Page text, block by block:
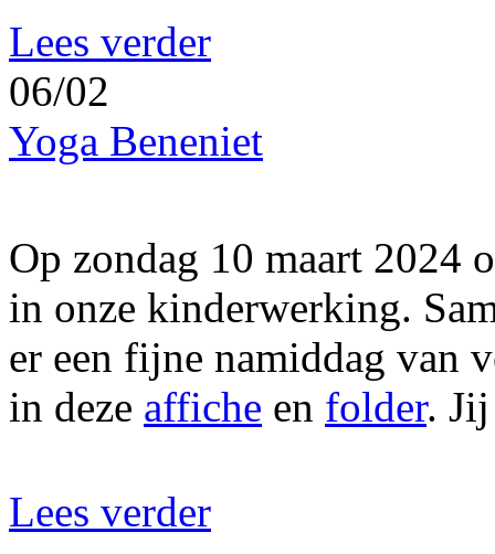
Lees verder
06/02
Yoga Beneniet
Op zondag 10 maart 2024
in onze kinderwerking.
er een fijne namiddag van
in deze affiche en folder.
Lees verder